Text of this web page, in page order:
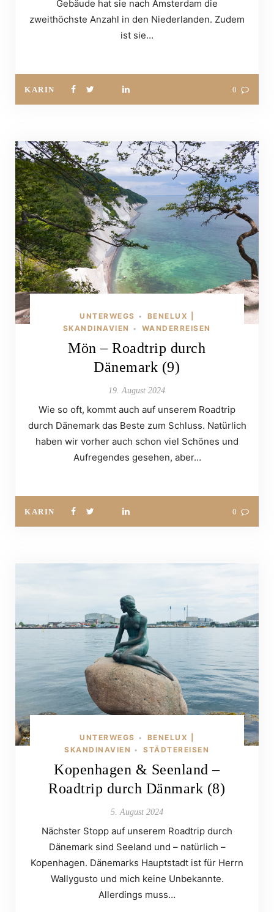
Gebäude hat sie nach Amsterdam die
zweithöchste Anzahl in den Niederlanden. Zudem
ist sie…
KARIN 0
UNTERWEGS •
BENELUX |
SKANDINAVIEN
• WANDERREISEN
Mön – Roadtrip durch
Dänemark (9)
19. August 2024
Wie so oft, kommt auch auf unserem Roadtrip
durch Dänemark das Beste zum Schluss. Natürlich
haben wir vorher auch schon viel Schönes und
Aufregendes gesehen, aber…
KARIN 0
UNTERWEGS •
BENELUX |
SKANDINAVIEN • STÄDTEREISEN
Kopenhagen & Seenland –
Roadtrip durch Dänmark (8)
5. August 2024
Nächster Stopp auf unserem Roadtrip durch
Dänemark sind Seeland und – natürlich –
Kopenhagen. Dänemarks Hauptstadt ist für Herrn
Wallygusto und mich keine Unbekannte.
Allerdings muss…